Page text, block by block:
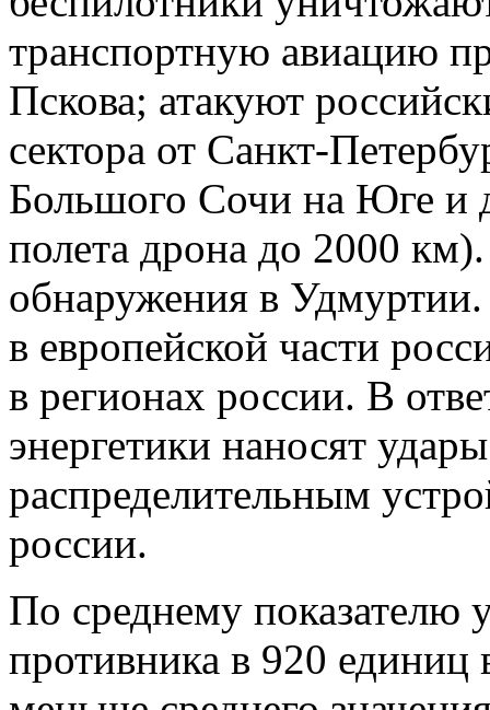
транспортную авиацию
Пскова; атакуют
сектора от Санкт-
Большого Сочи на Юге и
полета дрона до 2000
обнаружения в
в европейской части
в регионах россии. В
энергетики наносят
распределительным
россии.
По среднему
противника в 920 единиц